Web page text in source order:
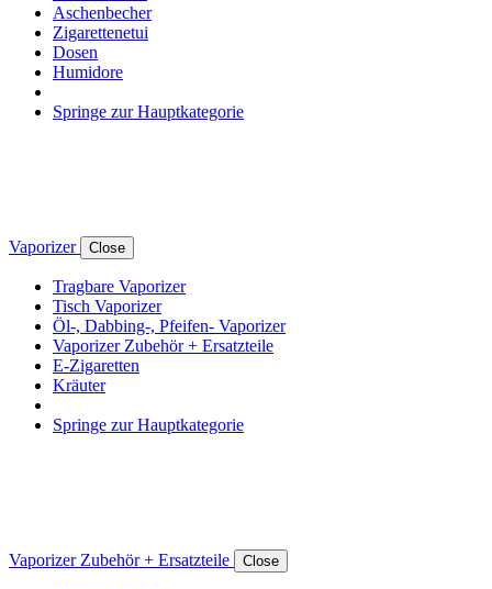
Aschenbecher
Zigarettenetui
Dosen
Humidore
Springe zur Hauptkategorie
Vaporizer Close
Tragbare Vaporizer
Tisch Vaporizer
Öl-, Dabbing-, Pfeifen- Vaporizer
Vaporizer Zubehör + Ersatzteile
E-Zigaretten
Kräuter
Springe zur Hauptkategorie
Vaporizer Zubehör + Ersatzteile Close